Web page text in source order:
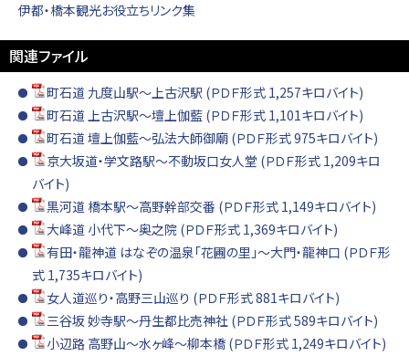
伊都・橋本観光お役立ちリンク集
関連ファイル
町石道 九度山駅～上古沢駅 (ＰＤＦ形式 1,257キロバイト)
町石道 上古沢駅～壇上伽藍 (ＰＤＦ形式 1,101キロバイト)
町石道 壇上伽藍～弘法大師御廟 (ＰＤＦ形式 975キロバイト)
京大坂道・学文路駅～不動坂口女人堂 (ＰＤＦ形式 1,209キロ
バイト)
黒河道 橋本駅～高野幹部交番 (ＰＤＦ形式 1,149キロバイト)
大峰道 小代下～奥之院 (ＰＤＦ形式 1,369キロバイト)
有田・龍神道 はなぞの温泉「花圃の里」～大門・龍神口 (ＰＤＦ形
式 1,735キロバイト)
女人道巡り・高野三山巡り (ＰＤＦ形式 881キロバイト)
三谷坂 妙寺駅～丹生都比売神社 (ＰＤＦ形式 589キロバイト)
小辺路 高野山～水ヶ峰～柳本橋 (ＰＤＦ形式 1,249キロバイト)